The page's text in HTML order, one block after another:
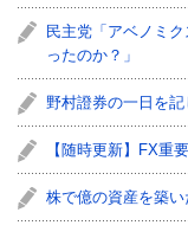
民主党「アベノミ
ったのか？」
野村證券の一日を記
【随時更新】FX重
株で億の資産を築い